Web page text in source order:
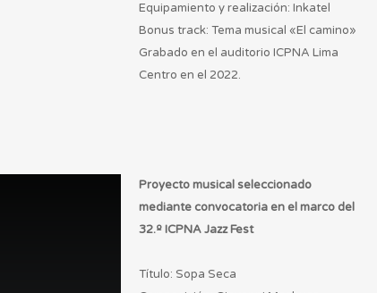
Equipamiento y realización: Inkatel
Bonus track: Tema musical «El camino»
Grabado en el auditorio ICPNA Lima
Centro en el 2022.
Proyecto musical seleccionado
mediante convocatoria en el marco del
32.º ICPNA Jazz Fest
Título: Sopa Seca